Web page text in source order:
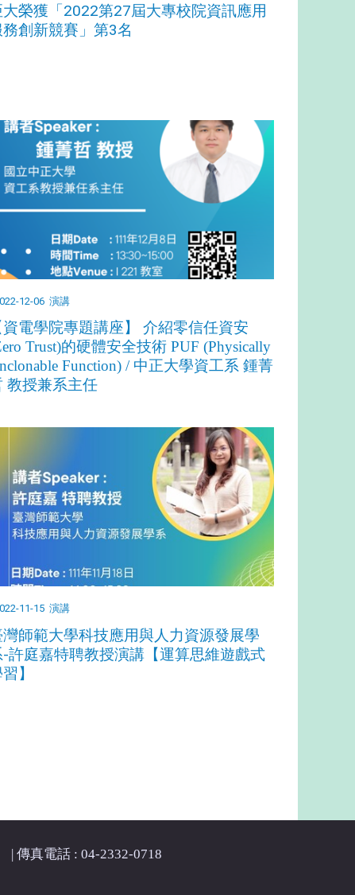
榮獲「2022第27屆大專校院資訊應用
務創新競賽」第3名
12-06 演講
資電學院專題講座】 介紹零信任資安
Trust)的硬體安全技術 PUF (Physically
Function) / 中正大學資工系 鍾菁
教授兼系主任
11-15 演講
師範大學科技應用與人力資源發展學
-許庭嘉特聘教授演講【運算思維遊戲式
】
傳真電話 : 04-2332-0718